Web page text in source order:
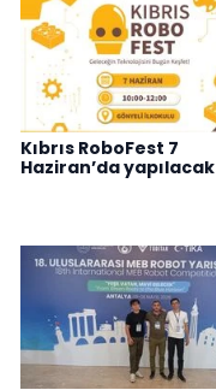
Kıbrıs RoboFest 7
Haziran’da yapılacak